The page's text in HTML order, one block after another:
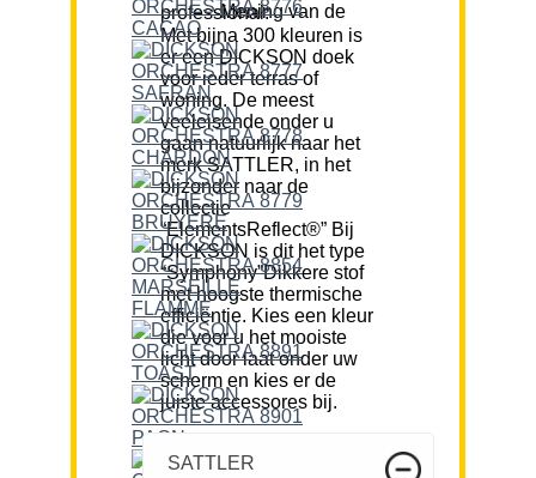
Mening van de professional:
Met bijna 300 kleuren is
er een DICKSON doek
voor ieder terras of
woning. De meest
veeleisende onder u
gaan natuurlijk naar het
merk SATTLER, in het
bijzonder naar de
collectie
“ElementsReflect®” Bij
DICKSON is dit het type
“Symphony”Dikkere stof
met hoogste thermische
efficiëntie. Kies een kleur
die voor u het mooiste
licht door laat onder uw
scherm en kies er de
juiste accessores bij.
SATTLER